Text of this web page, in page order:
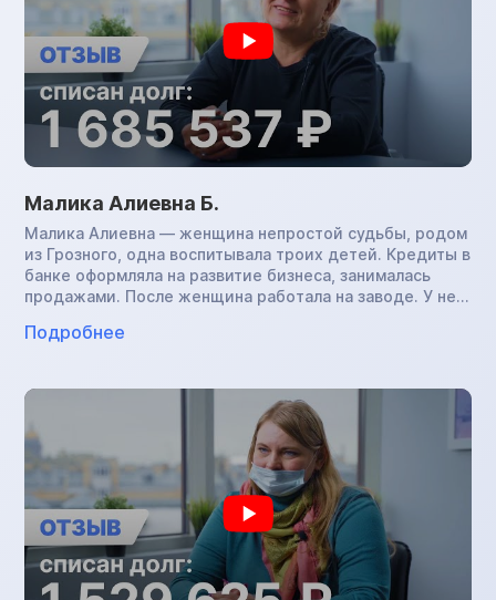
Малика Алиевна Б.
Малика Алиевна — женщина непростой судьбы, родом
из Грозного, одна воспитывала троих детей. Кредиты в
банке оформляла на развитие бизнеса, занималась
продажами. После женщина работала на заводе. У нее
ухудшения сна в условиях работы кондуктором
было возможности. В нашу компанию женщина
обратилась с суммой задолженности в размере 1,7 млн.
руб., инициировала процедуру банкротства и успешно
завершила ее. Теперь Малика Алиевна свободна от
всех финансовых обязательств.
Подробнее